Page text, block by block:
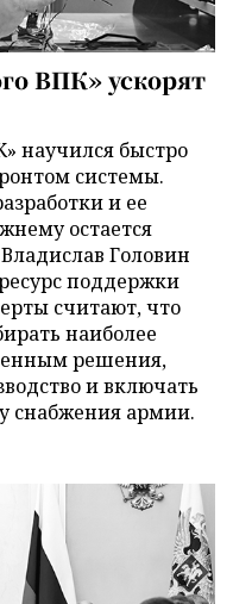
ВПК» ускорят
научился быстро
системы.
и ее
остается
Головин
поддержки
считают, что
наиболее
решения,
и включать
снабжения армии.